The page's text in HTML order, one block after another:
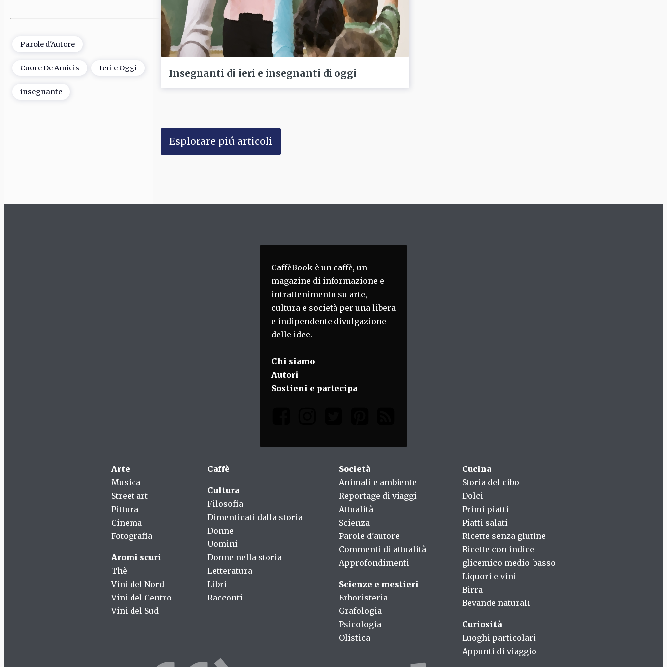
Parole d'Autore
Cuore De Amicis Ieri e Oggi
insegnante
Insegnanti di ieri e insegnanti di oggi
Esplorare piú articoli
CaffèBook è un caffè, un
magazine di informazione e
intrattenimento su arte,
cultura e società per una libera
e indipendente divulgazione
delle idee.
Chi siamo
Autori
Sostieni e partecipa
Arte
Musica
Street art
Pittura
Cinema
Fotografia
Aromi scuri
Thè
Vini del Nord
Vini del Centro
Vini del Sud
Caffè
Cultura
Filosofia
Dimenticati dalla storia
Donne
Uomini
Donne nella storia
Letteratura
Libri
Racconti
Società
Animali e ambiente
Reportage di viaggi
Attualità
Scienza
Parole d'autore
Commenti di attualità
Approfondimenti
Scienze e mestieri
Erboristeria
Grafologia
Psicologia
Olistica
Cucina
Storia del cibo
Dolci
Primi piatti
Piatti salati
Ricette senza glutine
Ricette con indice
glicemico medio-basso
Liquori e vini
Birra
Bevande naturali
Curiosità
Luoghi particolari
Appunti di viaggio